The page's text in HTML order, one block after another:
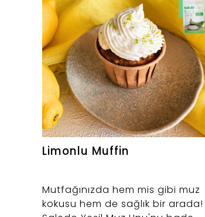
Limonlu Muffin
Mutfağınızda hem mis gibi muz
kokusu hem de sağlık bir arada!